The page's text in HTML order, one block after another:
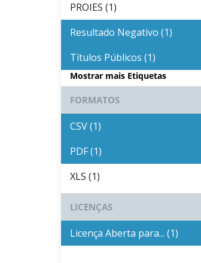
PROIES (1)
Resultado Negativo (1)
Títulos Públicos (1)
Mostrar mais Etiquetas
FORMATOS
CSV (1)
PDF (1)
XLS (1)
LICENÇAS
Licença Aberta para... (1)